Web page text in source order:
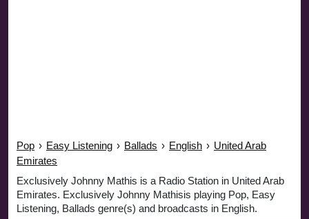
Pop › Easy Listening › Ballads › English › United Arab
Emirates
Exclusively Johnny Mathis is a Radio Station in United Arab
Emirates. Exclusively Johnny Mathisis playing Pop, Easy
Listening, Ballads genre(s) and broadcasts in English.